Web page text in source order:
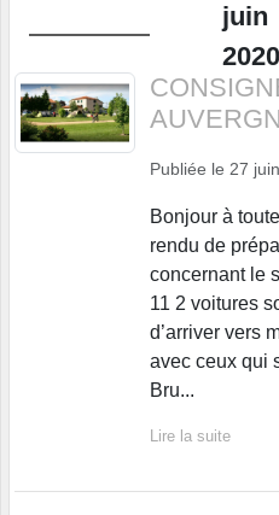
juin
2020
Publiée le 27
Bonjour à
rendu de
concernant le
11 2 voitures
d’arriver vers
avec ceux qui
Bru...
Lire la suite